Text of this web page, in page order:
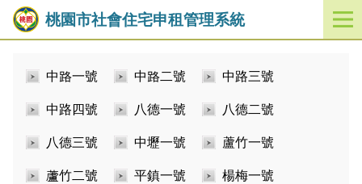
桃園市社會住宅申租管理系統
開
啟
中路一號 中路二號 中路三號
中路四號 八德一號 八德二號
八德三號 中壢一號 蘆竹一號
蘆竹二號 平鎮一號 楊梅一號